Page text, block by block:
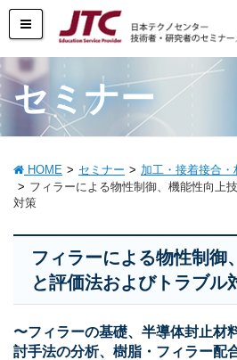
セミナー
HOME セミナー
加工・接着接合・
フィラーによる物性制御、機能性向上
対策
フィラーによる物性制御
と評価法およびトラブル
〜フィラーの基礎、半導体封止材
討手法の分析、樹脂・フィラー配